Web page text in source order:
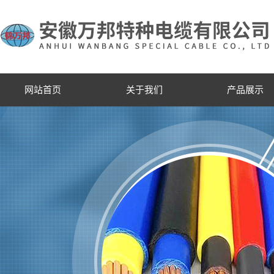
网站首页 关于我们 产品展示